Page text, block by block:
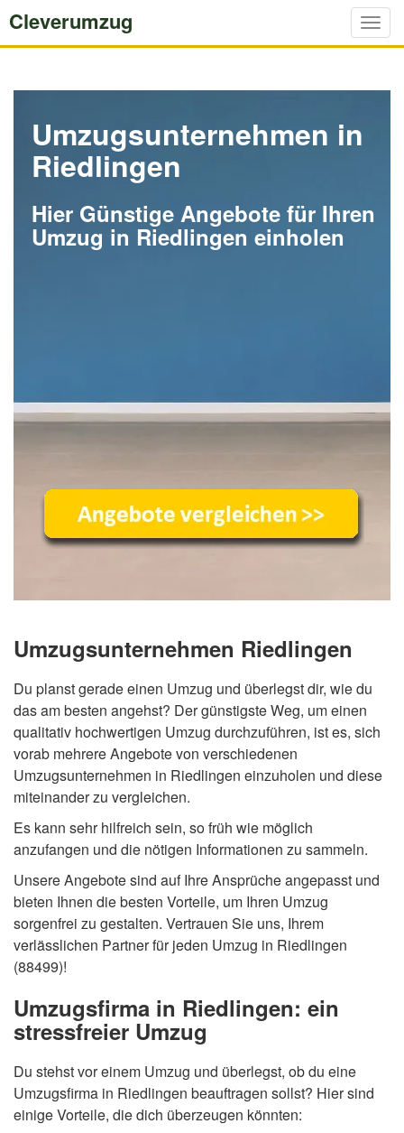
Cleverumzug
Umzugsunternehmen in
Riedlingen
Hier Günstige Angebote für Ihren
Umzug in Riedlingen einholen
Umzugsunternehmen Riedlingen
Du planst gerade einen Umzug und überlegst dir, wie du
das am besten angehst? Der günstigste Weg, um einen
qualitativ hochwertigen Umzug durchzuführen, ist es, sich
vorab mehrere Angebote von verschiedenen
Umzugsunternehmen in Riedlingen einzuholen und diese
miteinander zu vergleichen.
Es kann sehr hilfreich sein, so früh wie möglich
anzufangen und die nötigen Informationen zu sammeln.
Unsere Angebote sind auf Ihre Ansprüche angepasst und
bieten Ihnen die besten Vorteile, um Ihren Umzug
sorgenfrei zu gestalten. Vertrauen Sie uns, Ihrem
verlässlichen Partner für jeden Umzug in Riedlingen
(88499)!
Umzugsfirma in Riedlingen: ein
stressfreier Umzug
Du stehst vor einem Umzug und überlegst, ob du eine
Umzugsfirma in Riedlingen beauftragen sollst? Hier sind
einige Vorteile, die dich überzeugen könnten: